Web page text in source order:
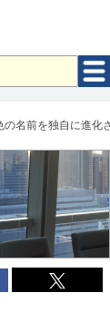
の名前を独自に進